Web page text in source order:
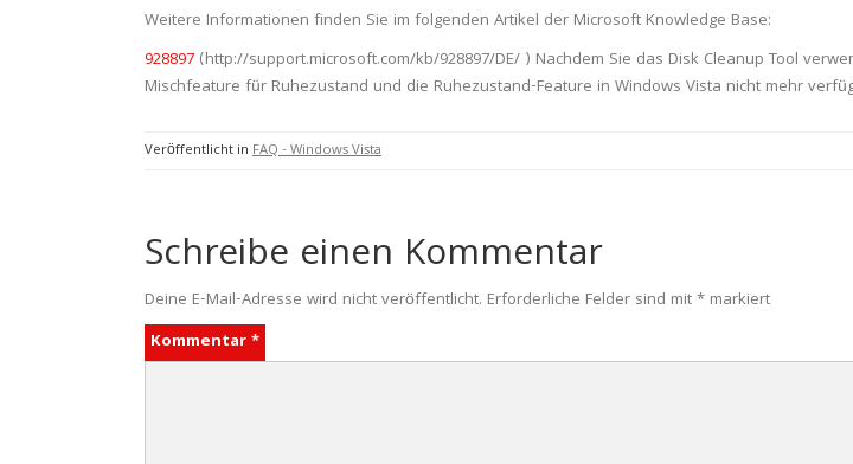
Weitere Informationen finden Sie im folgenden Artikel der Microsoft Knowledge Base:
928897 (http://support.microsoft.com/kb/928897/DE/ ) Nachdem Sie das Disk Cleanup Tool
Mischfeature für Ruhezustand und die Ruhezustand-Feature in Windows Vista nicht mehr
Veröffentlicht in FAQ - Windows Vista
Schreibe einen Kommentar
Deine E-Mail-Adresse wird nicht veröffentlicht. Erforderliche Felder sind mit* markiert
Kommentar*